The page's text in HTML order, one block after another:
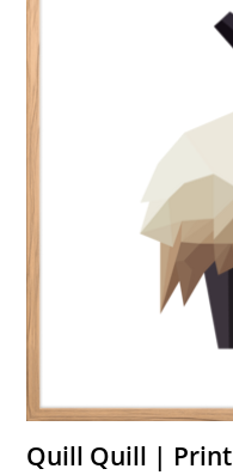
Quill Quill | Print